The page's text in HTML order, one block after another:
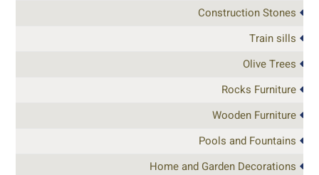
Construction Stones
Train sills
Olive Trees
Rocks Furniture
Wooden Furniture
Pools and Fountains
Home and Garden Decorations